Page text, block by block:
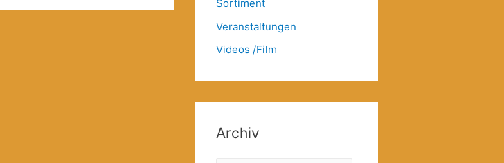
Sortiment
Veranstaltungen
Videos /Film
Archiv